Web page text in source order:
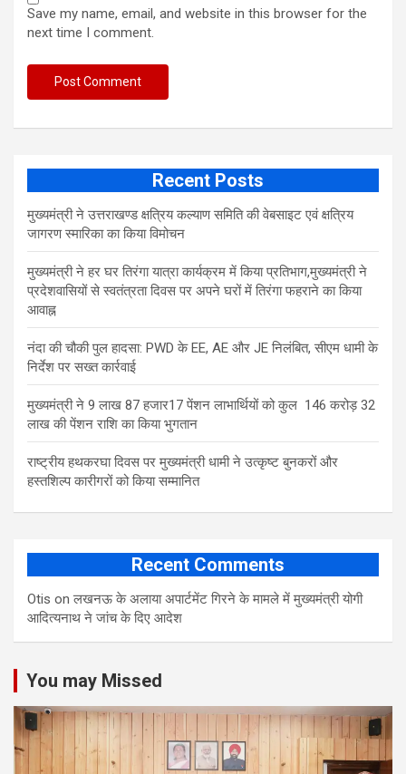
Save my name, email, and website in this browser for the
next time I comment.
Recent Posts
मुख्यमंत्री ने उत्तराखण्ड क्षत्रिय कल्याण समिति की वेबसाइट एवं क्षत्रिय
जागरण स्मारिका का किया विमोचन
मुख्यमंत्री ने हर घर तिरंगा यात्रा कार्यक्रम में किया प्रतिभाग,मुख्यमंत्री ने
प्रदेशवासियों से स्वतंत्रता दिवस पर अपने घरों में तिरंगा फहराने का किया
आवाह्न
नंदा की चौकी पुल हादसा: PWD के EE, AE और JE निलंबित, सीएम धामी के
निर्देश पर सख्त कार्रवाई
मुख्यमंत्री ने 9 लाख 87 हजार17 पेंशन लाभार्थियों को कुल 146 करोड़ 32
लाख की पेंशन राशि का किया भुगतान
राष्ट्रीय हथकरघा दिवस पर मुख्यमंत्री धामी ने उत्कृष्ट बुनकरों और
हस्तशिल्प कारीगरों को किया सम्मानित
Recent Comments
Otis onलखनऊ के अलाया अपार्टमेंट गिरने के मामले में मुख्‍यमंत्री योगी
आद‍ित्‍यनाथ ने जांच के द‍िए आदेश
You may Missed